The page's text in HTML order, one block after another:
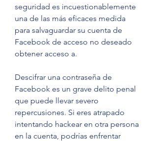
seguridad es incuestionablemente
una de las más eficaces medida
para salvaguardar su cuenta de
Facebook de acceso no deseado
obtener acceso a.
Descifrar una contraseña de
Facebook es un grave delito penal
que puede llevar severo
repercusiones. Si eres atrapado
intentando hackear en otra persona
en la cuenta, podrías enfrentar